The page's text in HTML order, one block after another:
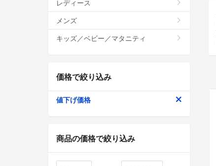
レディース
メンズ
キッズ／ベビー／マタニティ
価格で絞り込み
値下げ価格
商品の価格で絞り込み